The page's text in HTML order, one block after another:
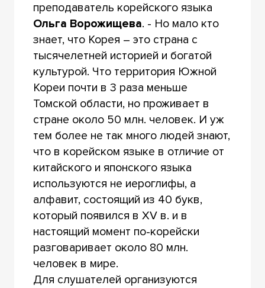
преподаватель корейского языка
Ольга Ворожищева. - Но мало кто
знает, что Корея – это страна с
тысячелетней историей и богатой
культурой. Что территория Южной
Кореи почти в 3 раза меньше
Томской области, но проживает в
стране около 50 млн. человек. И уж
тем более не так много людей знают,
что в корейском языке в отличие от
китайского и японского языка
используются не иероглифы, а
алфавит, состоящий из 40 букв,
который появился в XV в. и в
настоящий момент по-корейски
разговаривает около 80 млн.
человек в мире.
Для слушателей организуются